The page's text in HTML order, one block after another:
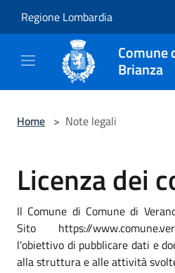
Regione Lombardia
Comune
Brianza
Home > Note legali
Licenza dei
Il Comune di Comune di
Sito https://
l'obiettivo di pubblicare dati e
alla struttura e alle attività